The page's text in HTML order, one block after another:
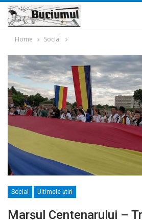
Home Social
Social Ultimele ştiri
Marșul Centenarului –